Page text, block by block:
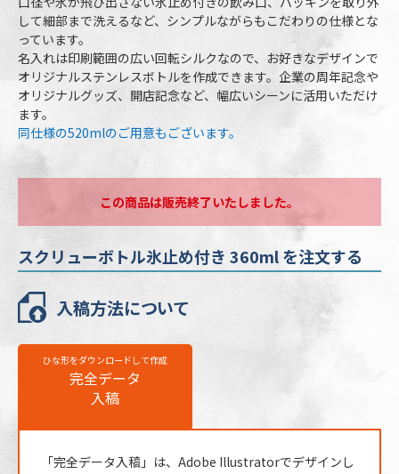
容量
360ml
本体カラー
2色より選択
最小ロット
30個
個包装
最短出荷予定日
校了後16営業日後出荷
スクリューボトル氷止め付き 360mlの名入
れ仕様
名入れ箇所
側面（底から約10mmあける）
名入れ色
標準カラー24色より1色選択
※ 再注文の際、仕上がりには商品の個体差や名入れ位置・色に若干の差が
生じる場合がございます。
して細部まで洗えるなど、シンプルながらもこだわりの仕様とな
っています。
名入れは印刷範囲の広い回転シルクなので、お好きなデザインで
オリジナルステンレスボトルを作成できます。企業の周年記念や
オリジナルグッズ、開店記念など、幅広いシーンに活用いただけ
ます。
同仕様の520mlのご用意もございます。
この商品は販売終了いたしました。
スクリューボトル氷止め付き 360ml を注文する
入稿方法について
ひな形をダウンロードして作成
完全データ
入稿
「完全データ入稿」は、Adobe Illustratorでデザインし